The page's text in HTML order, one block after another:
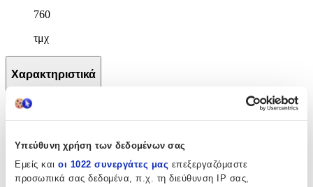
Υπεύθυνη χρήση των δεδομένων σας
Εμείς και οι 1022 συνεργάτες μας επεξεργαζόμαστε
προσωπικά σας δεδομένα, π.χ. τη διεύθυνση IP σας,
760
τμχ
Χαρακτηριστικά
Plus Plus